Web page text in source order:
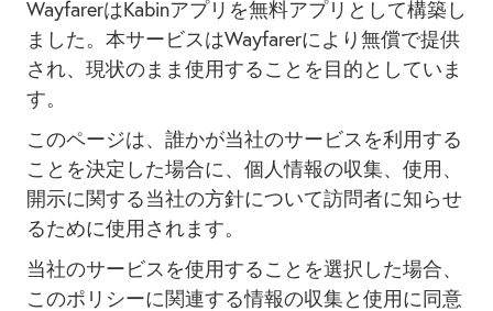
WayfarerはKabinアプリを無料アプリとして構築し
ました。本サービスはWayfarerにより無償で提供
され、現状のまま使用することを目的としていま
す。
このページは、誰かが当社のサービスを利用する
ことを決定した場合に、個人情報の収集、使用、
開示に関する当社の方針について訪問者に知らせ
るために使用されます。
当社のサービスを使用することを選択した場合、
このポリシーに関連する情報の収集と使用に同意